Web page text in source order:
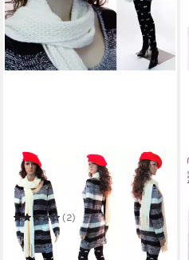
EUROTONDISPLAY
Schneiderpuppe weibliche
Schaufensterpuppe mit 2
Perücken gratis Metallplatte
(2)
ab 109,99 €
in 2-3 Werktagen bei dir